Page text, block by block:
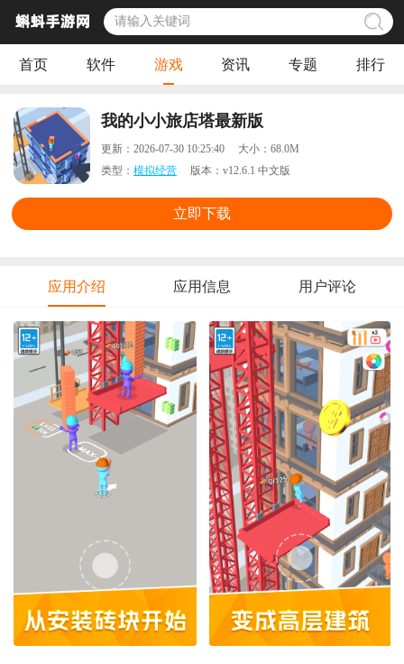
首页 软件 游戏 资讯 专题 排行
我的小小旅店塔最新版
更新： 2026-07-30 10:25:40 大小： 68.0M
类型： 模拟经营 版本： v12.6.1 中文版
立即下载
应用介绍 应用信息 用户评论